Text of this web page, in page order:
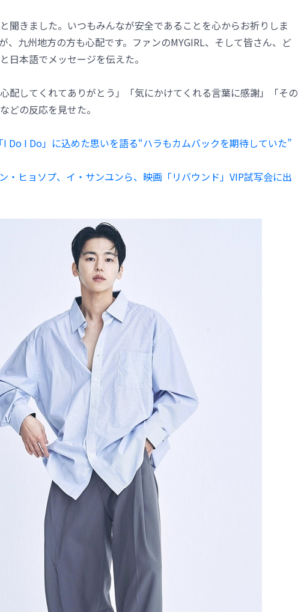
聞きました。いつもみんなが安全であることを心からお祈りしま
、九州地方の方も心配です。ファンのMYGIRL、そして皆さん、ど
日本語でメッセージを伝えた。
配してくれてありがとう」「気にかけてくれる言葉に感謝」「その
どの反応を見せた。
I Do I Do」に込めた思いを語る“ハラもカムバックを期待していた”
・ヒョソプ、イ・サンユンら、映画「リバウンド」VIP試写会に出